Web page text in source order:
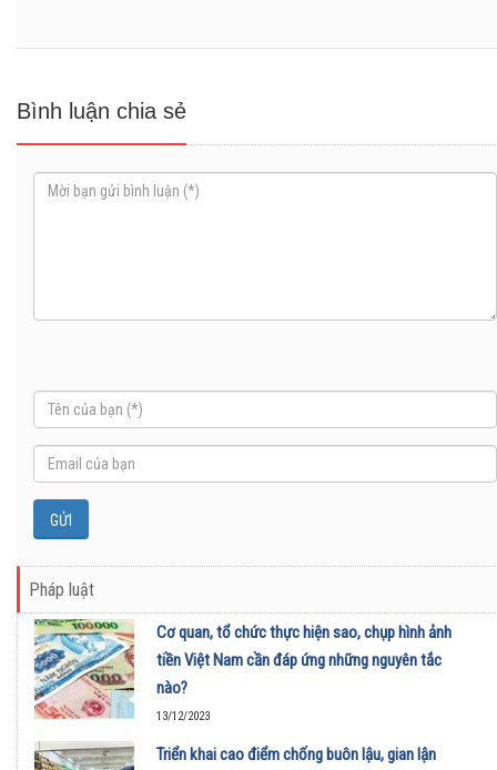
Bình luận chia sẻ
Pháp luật
Cơ quan, tổ chức thực hiện sao, chụp hình ảnh
tiền Việt Nam cần đáp ứng những nguyên tắc
nào?
13/12/2023
Triển khai cao điểm chống buôn lậu, gian lận